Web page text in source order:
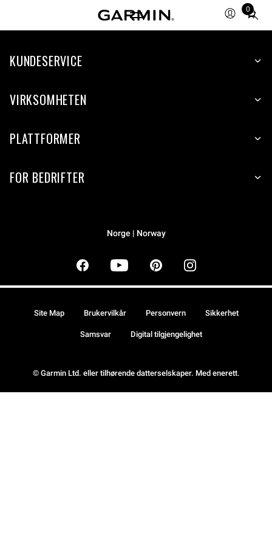
0
Total
items
cart:
KUNDESERVICE
VIRKSOMHETEN
PLATTFORMER
FOR BEDRIFTER
Norge | Norway
© Garmin Ltd. eller tilhørende datterselskaper. Med enerett.
Site Map Brukervilkår Personvern Sikkerhet
Samsvar Digital tilgjengelighet